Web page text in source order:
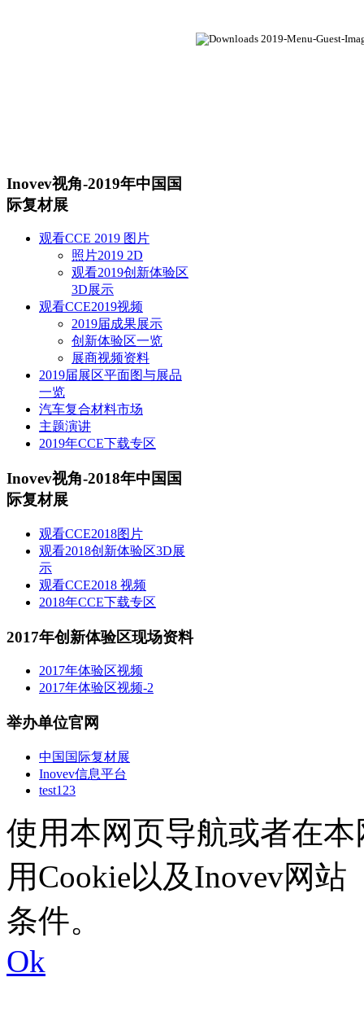
Inovev视角-2019年中国国
际复材展
观看CCE 2019 图片
照片2019 2D
观看2019创新体验区
3D展示
观看CCE2019视频
2019届成果展示
创新体验区一览
展商视频资料
2019届展区平面图与展品
一览
汽车复合材料市场
主题演讲
2019年CCE下载专区
Inovev视角-2018年中国国
际复材展
观看CCE2018图片
观看2018创新体验区3D展
示
观看CCE2018 视频
2018年CCE下载专区
2017年创新体验区现场资料
2017年体验区视频
2017年体验区视频-2
举办单位官网
中国国际复材展
Inovev信息平台
test123
使用本网页导航或者在
用Cookie以及Inovev网站
条件。
Ok